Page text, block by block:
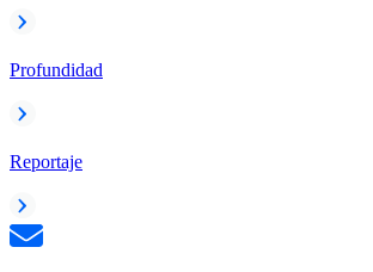
Profundidad
Reportaje